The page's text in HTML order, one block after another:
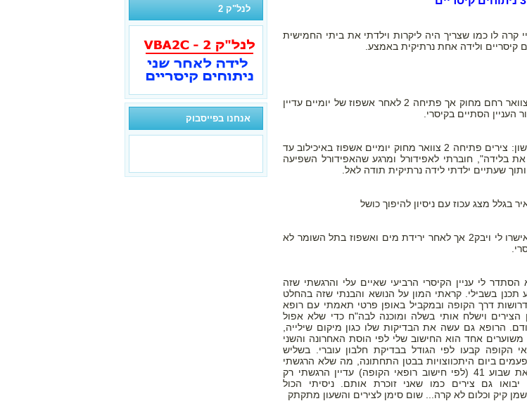
קרה לו כמו שצריך היה ליקרות וילדתי את ביתי החמישית
הגעתי לאיכילוב עם צירים דחופים צוואר רחם מחוק אך פתיחה 2 לאחר אשפוז של יומיים עדיין
כעבור שנה וחצי אותו סיפור כמו ראשון: צירים פתיחה 2 צוואר מחוק יומיים אשפוז באיכילוב עד
בלידה", חוברתי לאפידורל ומרגע שהאפידורל השפיעה
שעתיים ילדתי לידה נרתיקית תודה לאל.
בגלל מצג עכוז עם ניסיון להיפוך כושל
שנה ו5 חודשים אחרי בתל השומר אישרו לי ויבק2 אך לאחר ירידת מים ואשפוז בתל השומר לא
לי עניין הקיסרי הרביעי שאיים עלי והרגשתי שזה
בשבילי. קראתי המון על הנושא והבנתי שזה בהחלט
דרך הקופה ובמקביל באופן פרטי תאמתי עם רופא
הצירים וישלח אותי בשלה ומוכנה לבה"ח כדי שלא אפול
הרופא גם עשה את הבדיקות שלו כגון מיקום שילייה,
משוערים אחד הוא החישוב שלי לפי הוסת האחרונה והשני
הקופה קבעו לפי הגודל בבדיקת חלבון עוברי. בשליש
התחלתי להרגיש לפחות 3 פעמים ביום היתכווצויות בבטן התחתונה, מה שלא הרגשתי
בהריונות הקודמים וכאשר עברתי את שבוע 41 (לפי חישוב רופאי הקופה) עדיין הרגשתי רק
גם צירים כמו שאני זוכרת אותם. ניסיתי הכול
קיק וכלום לא קרה... שום סימן לצירים והשעון מתקתק
לנל"ק 2
אנחנו בפייסבוק
את רוצה אחרת?
ברוכה הבאה,
למקום הנכון!
עכשיו לאתר וקבלי את